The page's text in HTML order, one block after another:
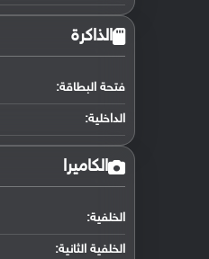
الذاكرة
فتحة البطاقة:
الداخلية:
الكاميرا
الخلفية:
الخلفية الثانية: